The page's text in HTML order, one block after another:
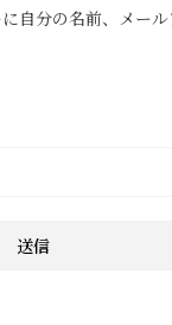
自分の名前、メール